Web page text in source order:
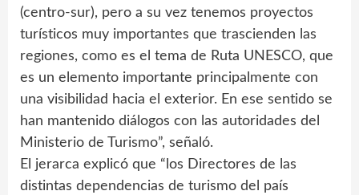
(centro-sur), pero a su vez tenemos proyectos
turísticos muy importantes que trascienden las
regiones, como es el tema de Ruta UNESCO, que
es un elemento importante principalmente con
una visibilidad hacia el exterior. En ese sentido se
han mantenido diálogos con las autoridades del
Ministerio de Turismo”, señaló.
El jerarca explicó que “los Directores de las
distintas dependencias de turismo del país